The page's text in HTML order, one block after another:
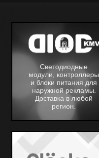
Светодиодные
модули, контроллеры
и блоки питания для
наружной рекламы.
Доставка в любой
регион.